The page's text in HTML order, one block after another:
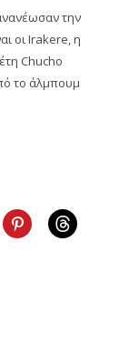
την
οι Irakere, η
Chucho
το άλμπουμ